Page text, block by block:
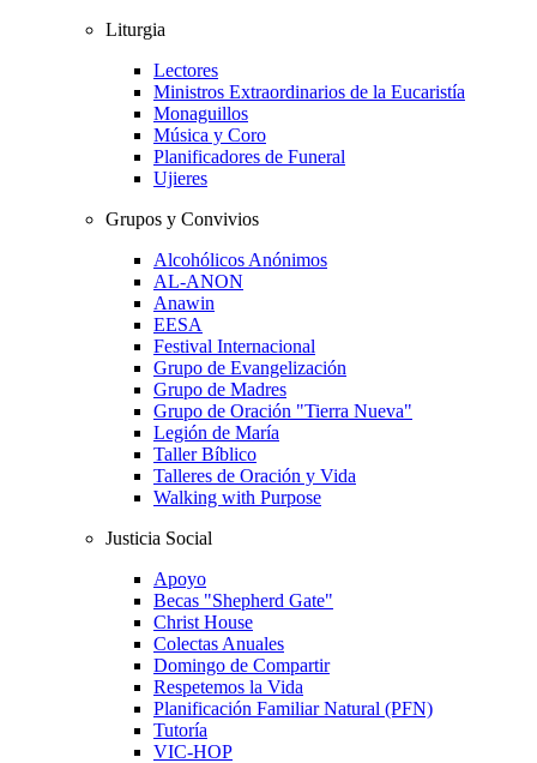
Liturgia
Lectores
Ministros Extraordinarios de la Eucaristía
Monaguillos
Música y Coro
Planificadores de Funeral
Ujieres
Grupos y Convivios
Alcohólicos Anónimos
AL-ANON
Anawin
EESA
Festival Internacional
Grupo de Evangelización
Grupo de Madres
Grupo de Oración "Tierra Nueva"
Legión de María
Taller Bíblico
Talleres de Oración y Vida
Walking with Purpose
Justicia Social
Apoyo
Becas "Shepherd Gate"
Christ House
Colectas Anuales
Domingo de Compartir
Respetemos la Vida
Planificación Familiar Natural (PFN)
Tutoría
VIC-HOP